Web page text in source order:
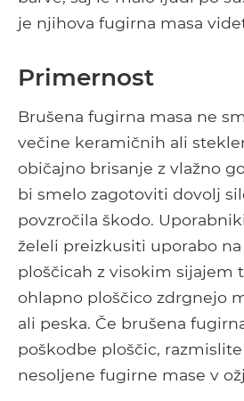
je njihova fugirna masa
Primernost
Brušena fugirna masa ne
večine keramičnih ali
običajno brisanje z vlažno
bi smelo zagotoviti dovolj
povzročila škodo.
želeli preizkusiti uporabo
ploščicah z visokim sijajem
ohlapno ploščico zdrgnejo
ali peska. Če brušena
poškodbe ploščic,
nesoljene fugirne mase v